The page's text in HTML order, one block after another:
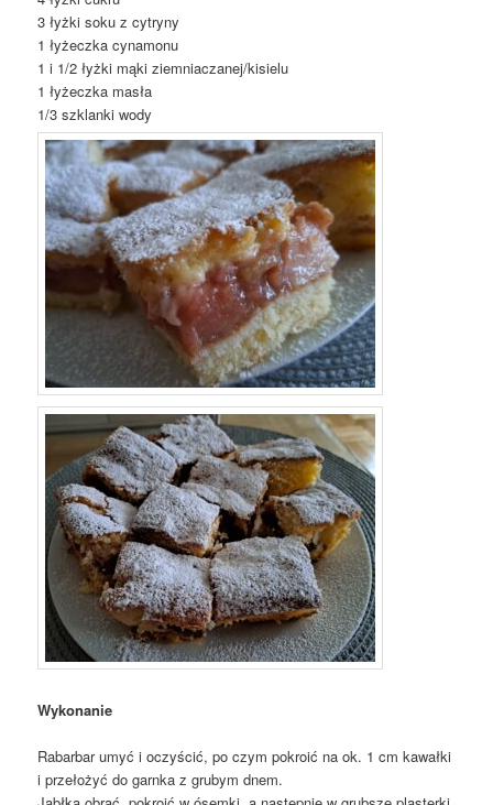
3 łyżki soku z cytryny
1 łyżeczka cynamonu
1 i 1/2 łyżki mąki ziemniaczanej/kisielu
1 łyżeczka masła
1/3 szklanki wody
Wykonanie
Rabarbar umyć i oczyścić, po czym pokroić na ok. 1 cm kawałki
i przełożyć do garnka z grubym dnem.